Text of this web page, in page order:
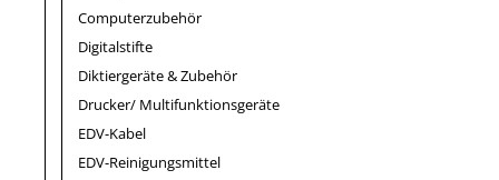
Computerzubehör
Digitalstifte
Diktiergeräte & Zubehör
Drucker/ Multifunktionsgeräte
EDV-Kabel
EDV-Reinigungsmittel